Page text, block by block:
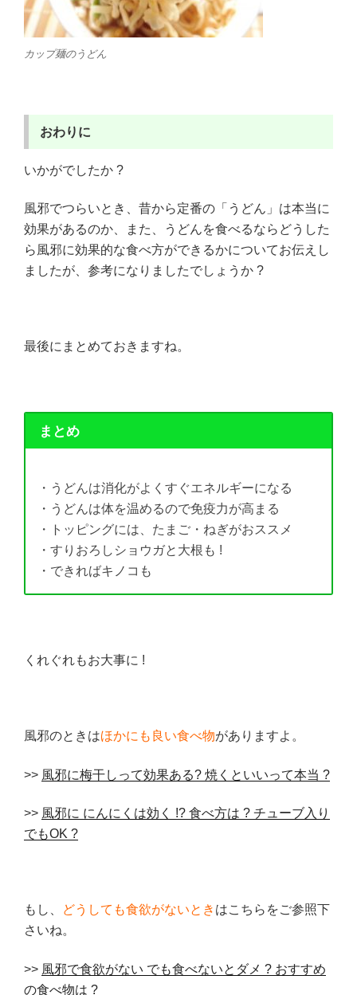
カップ麺のうどん
おわりに
いかがでしたか ?
風邪でつらいとき、昔から定番の「うどん」は本当に
効果があるのか、また、うどんを食べるならどうした
ら風邪に効果的な食べ方ができるかについてお伝えし
ましたが、参考になりましたでしょうか ?
最後にまとめておきますね。
まとめ
・うどんは消化がよくすぐエネルギーになる
・うどんは体を温めるので免疫力が高まる
・トッピングには、たまご・ねぎがおススメ
・すりおろしショウガと大根も !
・できればキノコも
くれぐれもお大事に !
風邪のときはほかにも良い食べ物がありますよ。
>> 風邪に梅干しって効果ある? 焼くといいって本当 ?
>> 風邪に にんにくは効く !? 食べ方は ? チューブ入り
でもOK ?
もし、 どうしても食欲がないとき はこちらをご参照下
さいね。
>> 風邪で食欲がない でも食べないとダメ ? おすすめ
の食べ物は ?